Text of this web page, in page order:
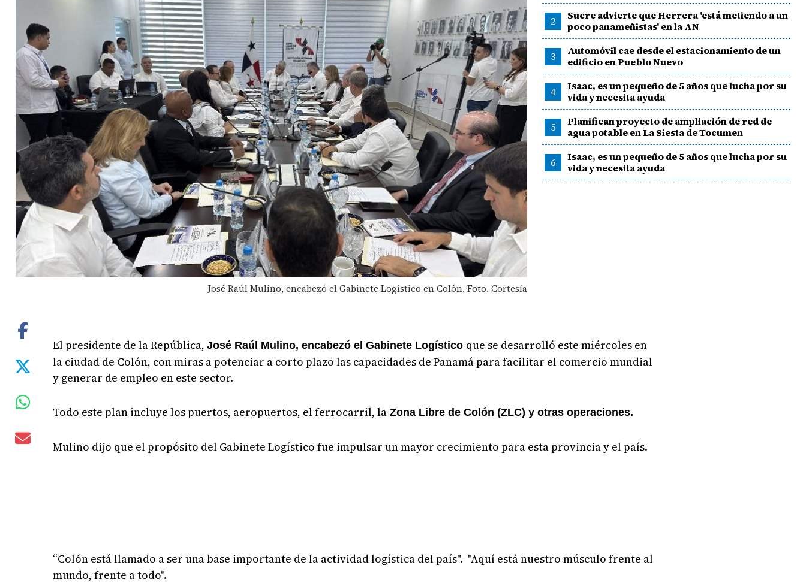
José Raúl Mulino, encabezó el Gabinete Logístico en Colón. Foto. Cortesía
2
Sucre advierte que Herrera 'está metiendo a un
poco panameñistas' en la AN
3
Automóvil cae desde el estacionamiento de un
edificio en Pueblo Nuevo
4
Isaac, es un pequeño de 5 años que lucha por su
vida y necesita ayuda
5
Planifican proyecto de ampliación de red de
agua potable en La Siesta de Tocumen
6
Isaac, es un pequeño de 5 años que lucha por su
vida y necesita ayuda
El presidente de la República,José Raúl Mulino, encabezó el Gabinete Logístico que se desarrolló este miércoles en
la ciudad de Colón, con miras a potenciar a corto plazo las capacidades de Panamá para facilitar el comercio mundial
y generar de empleo en este sector.
Todo este plan incluye los puertos, aeropuertos, el ferrocarril, la Zona Libre de Colón (ZLC) y otras operaciones.
Mulino dijo que el propósito del Gabinete Logístico fue impulsar un mayor crecimiento para esta provincia y el país.
“Colón está llamado a ser una base importante de la actividad logística del país". "Aquí está nuestro músculo frente al
mundo, frente a todo".